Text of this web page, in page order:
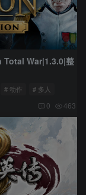
Total War|1.3.0|整
# 动作 # 多人
0 463